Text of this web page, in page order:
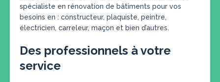
spécialiste en rénovation de bâtiments pour vos
besoins en : constructeur, plaquiste, peintre,
électricien, carreleur, maçon et bien d’autres.
Des professionnels à votre
service